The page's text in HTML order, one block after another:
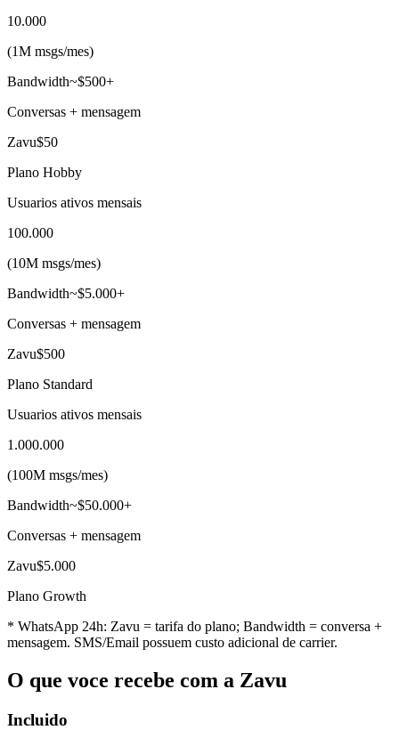
10.000
(1M msgs/mes)
Bandwidth~$500+
Conversas + mensagem
Zavu$50
Plano Hobby
Usuarios ativos mensais
100.000
(10M msgs/mes)
Bandwidth~$5.000+
Conversas + mensagem
Zavu$500
Plano Standard
Usuarios ativos mensais
1.000.000
(100M msgs/mes)
Bandwidth~$50.000+
Conversas + mensagem
Zavu$5.000
Plano Growth
* WhatsApp 24h: Zavu = tarifa do plano; Bandwidth = conversa +
mensagem. SMS/Email possuem custo adicional de carrier.
O que voce recebe com a Zavu
Incluido